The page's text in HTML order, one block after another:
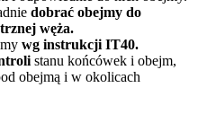
dobrać obejmy do
węża.
wg instrukcji IT40.
stanu końcówek i obejm,
obejmą i w okolicach